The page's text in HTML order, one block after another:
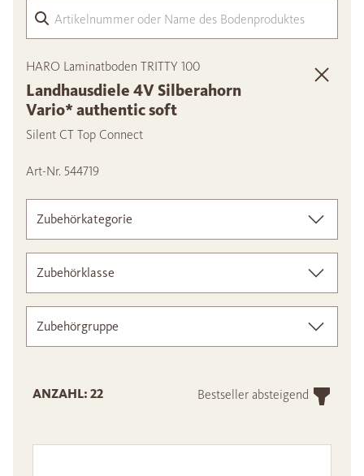
HARO Laminatboden TRITTY 100
Landhausdiele 4V Silberahorn
Vario* authentic soft
Silent CT Top Connect
Art-Nr. 544719
Zubehörkategorie
Zubehörklasse
Zubehörgruppe
ANZAHL: 22 Bestseller absteigend